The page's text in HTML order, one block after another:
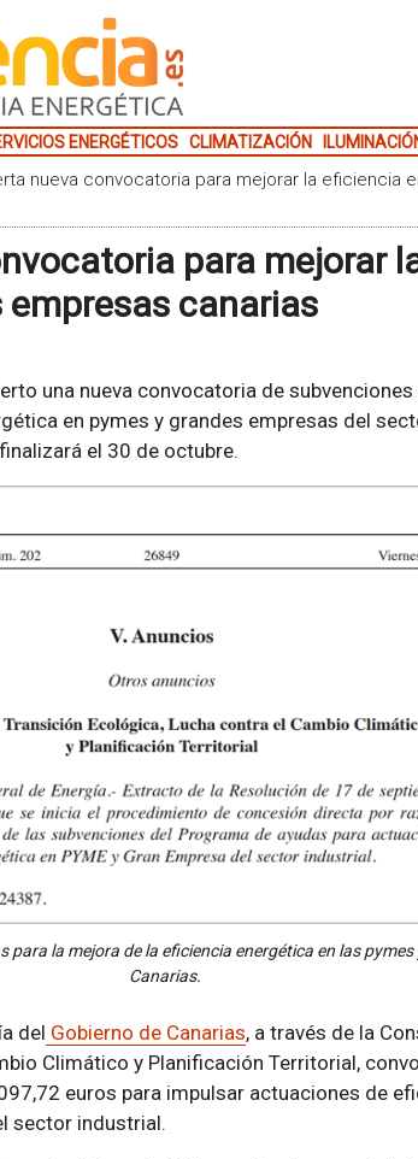
ENERGÉTICOS CLIMATIZACIÓN
nueva convocatoria para mejorar la eficiencia
para mejorar
canarias
una nueva convocatoria de
en pymes y grandes empresas del
el 30 de octubre.
para la mejora de la eficiencia energética en las
Canarias.
del Gobierno de Canarias, a través de la
Climático y Planificación Territorial,
euros para impulsar actuaciones de
sector industrial.